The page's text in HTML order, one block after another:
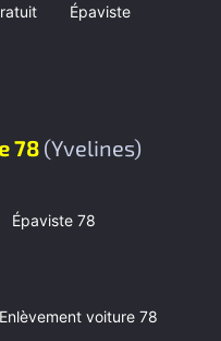
Épaviste
78 (Yvelines)
Épaviste 78
Enlèvement voiture 78